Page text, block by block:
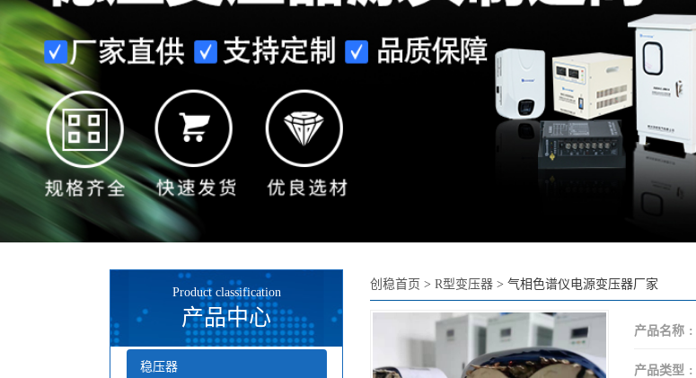
Product classification
产品中心
稳压器
创稳首页 > R型变压器 > 气相色谱仪电源变压器厂家
产品名称 :
产品类型 :